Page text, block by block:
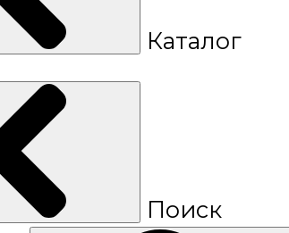
Каталог
Поиск